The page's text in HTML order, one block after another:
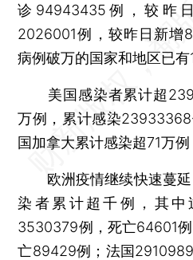
诊94943435例，较昨
2026001例，较昨日新增
病例破万的国家和地区已有
美国感染者累计超
万例，累计感染
国加拿大累计感染超71万例
欧洲疫情继续快速蔓延
染者累计超千例，其
3530379例，死亡64601
亡89429例；法国